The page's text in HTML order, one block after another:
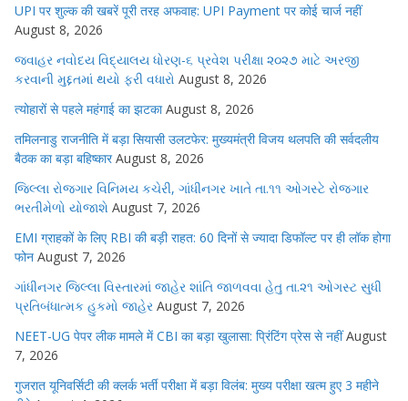
UPI पर शुल्क की खबरें पूरी तरह अफवाह: UPI Payment पर कोई चार्ज नहीं
August 8, 2026
જવાહર નવોદય વિદ્યાલય ધોરણ-૬ પ્રવેશ પરીક્ષા ૨૦૨૭ માટે અરજી
કરવાની મુદ્દતમાં થયો ફરી વધારો August 8, 2026
त्योहारों से पहले महंगाई का झटका August 8, 2026
तमिलनाडु राजनीति में बड़ा सियासी उलटफेर: मुख्यमंत्री विजय थलपति की सर्वदलीय
बैठक का बड़ा बहिष्कार August 8, 2026
જિલ્લા રોજગાર વિનિમય કચેરી, ગાંધીનગર ખાતે તા.૧૧ ઓગસ્ટે રોજગાર
ભરતીમેળો યોજાશે August 7, 2026
EMI ग्राहकों के लिए RBI की बड़ी राहत: 60 दिनों से ज्यादा डिफॉल्ट पर ही लॉक होगा
फोन August 7, 2026
ગાંધીનગર જિલ્લા વિસ્તારમાં જાહેર શાંતિ જાળવવા હેતુ તા.૨૧ ઓગસ્ટ સુધી
પ્રતિબંધાત્મક હુકમો જાહેર August 7, 2026
NEET-UG पेपर लीक मामले में CBI का बड़ा खुलासा: प्रिंटिंग प्रेस से नहीं August
7, 2026
गुजरात यूनिवर्सिटी की क्लर्क भर्ती परीक्षा में बड़ा विलंब: मुख्य परीक्षा खत्म हुए 3 महीने